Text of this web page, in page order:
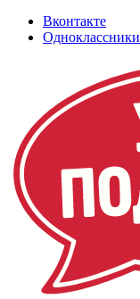
Вконтакте
Одноклассники